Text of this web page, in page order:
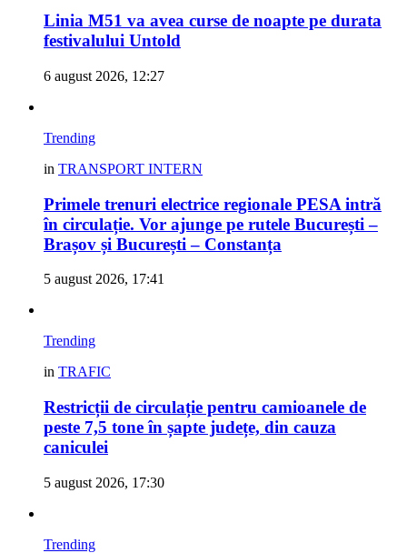
Linia M51 va avea curse de noapte pe durata
festivalului Untold
6 august 2026, 12:27
Trending
in TRANSPORT INTERN
Primele trenuri electrice regionale PESA intră
în circulație. Vor ajunge pe rutele București –
Brașov și București – Constanța
5 august 2026, 17:41
Trending
in TRAFIC
Restricții de circulație pentru camioanele de
peste 7,5 tone în șapte județe, din cauza
caniculei
5 august 2026, 17:30
Trending